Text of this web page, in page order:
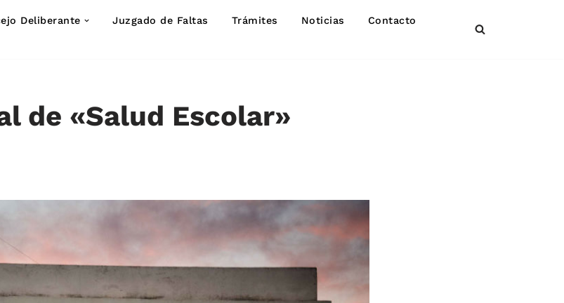
Deliberante Juzgado de Faltas Trámites Noticias
Contacto
de «Salud Escolar»